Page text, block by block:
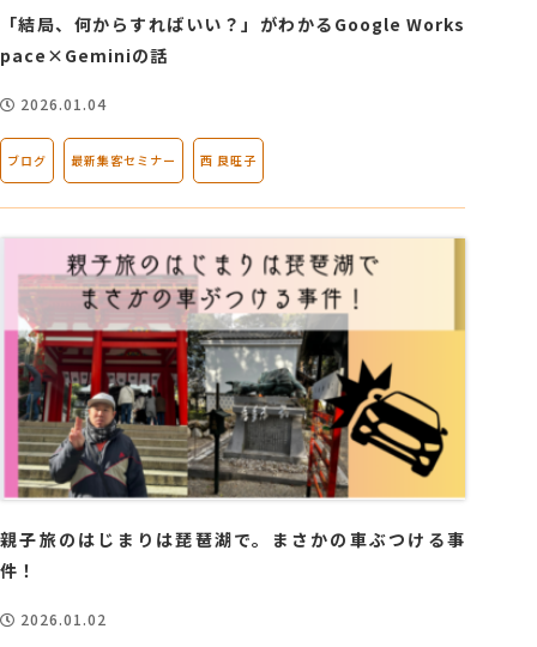
「結局、何からすればいい？」がわかるGoogle Works
pace×Geminiの話
2026.01.04
ブログ 最新集客セミナー 西 良旺子
親子旅のはじまりは琵琶湖で。まさかの車ぶつける事
件！
2026.01.02